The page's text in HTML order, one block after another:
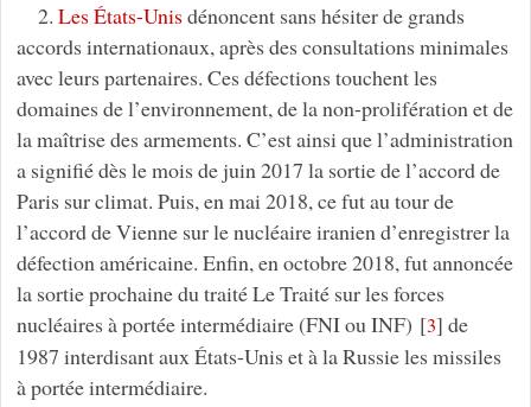
2. Les États-Unisdénoncent sans hésiter de grands
accords internationaux, après des consultations minimales
avec leurs partenaires. Ces défections touchent les
domaines de l’environnement, de la non-prolifération et de
la maîtrise des armements. C’est ainsi que l’administration
a signifié dès le mois de juin 2017 la sortie de l’accord de
Paris sur climat. Puis, en mai 2018, ce fut au tour de
l’accord de Vienne sur le nucléaire iranien d’enregistrer la
défection américaine. Enfin, en octobre 2018, fut annoncée
la sortie prochaine du traité Le Traité sur les forces
nucléaires à portée intermédiaire (FNI ou INF) [3] de
1987 interdisant aux États-Unis et à la Russie les missiles
à portée intermédiaire.